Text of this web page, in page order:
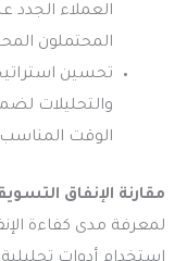
العملاء الجدد
المحتملون
تحسين
والتحليلات
الوقت
مقارنة الإنفاق
لمعرفة مدى كفاءة